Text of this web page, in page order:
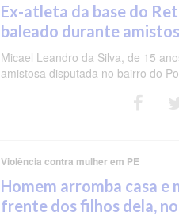
Ex-atleta da base do
baleado durante
Micael Leandro da Silva, de 15
amistosa disputada no bairro do
Violência contra mulher em PE
Homem arromba casa e
frente dos filhos dela,